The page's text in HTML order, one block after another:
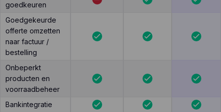
goedkeuren
Goedgekeurde
offerte omzetten
naar factuur /
bestelling
Onbeperkt
producten en
voorraadbeheer
Bankintegratie